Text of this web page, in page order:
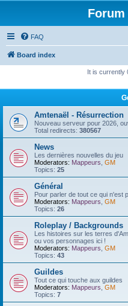
Forum
FAQ
Board index
It is currently
Amtenaël - Résurrection
Nouveau serveur pour 2026,
Total redirects: 380567
News
Les dernières nouvelles du jeu
Moderators: Mappeurs GM
Topics: 25
Général
Pour parler de tout ce qui n'est
Moderators: Mappeurs GM
Topics: 26
Roleplay / Backgrounds
Les histoires sur les terres
ou vos personnages ici !
Moderators: Mappeurs GM
Topics: 43
Guildes
Tout ce qui touche aux guildes
Moderators: Mappeurs GM
Topics: 7